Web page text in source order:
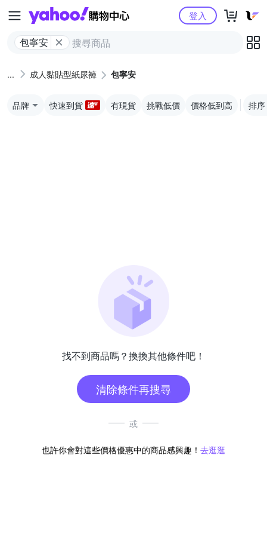
Yahoo購物中心
包寧安
登入
成人黏貼型紙尿褲 包寧安
品牌 快速到貨 有現貨 挑戰低價 價格低到高 排序
找不到商品嗎？換換其他條件吧！
清除條件再搜尋
或
也許你會對這些價格優惠中的商品感興趣！ 去逛逛